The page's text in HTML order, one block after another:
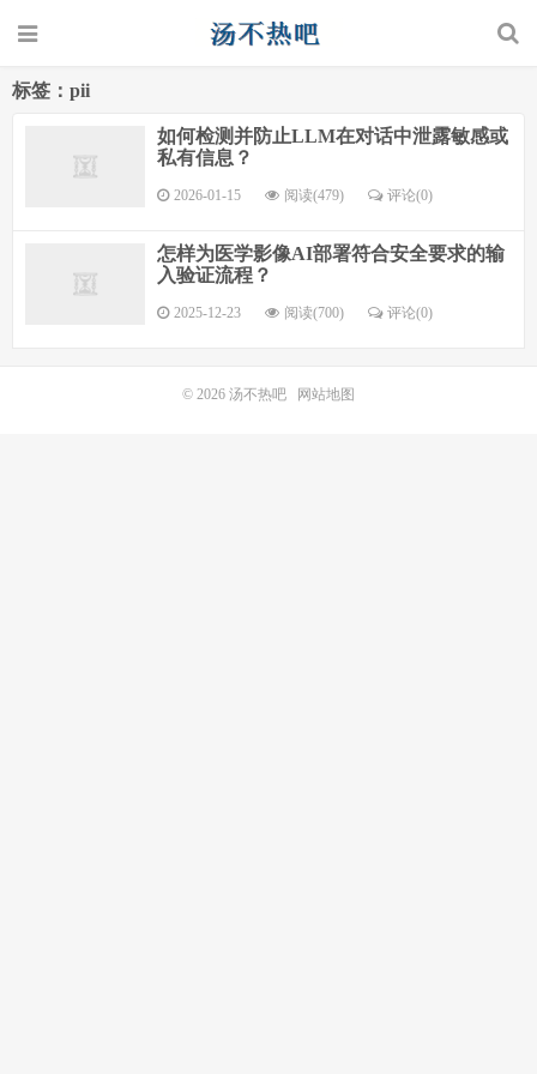
标签：pii
如何检测并防止LLM在对话中泄露敏感或
私有信息？
2026-01-15 阅读(479) 评论(0)
怎样为医学影像AI部署符合安全要求的输
入验证流程？
2025-12-23 阅读(700) 评论(0)
© 2026 汤不热吧 网站地图